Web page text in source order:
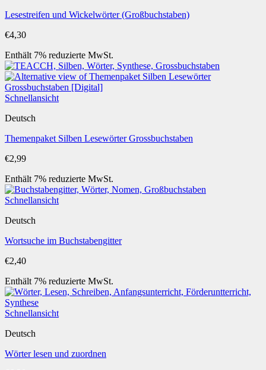
Lesestreifen und Wickelwörter (Großbuchstaben)
€4,30
Enthält 7% reduzierte MwSt.
Schnellansicht
Deutsch
Themenpaket Silben Lesewörter Grossbuchstaben
€2,99
Enthält 7% reduzierte MwSt.
Schnellansicht
Deutsch
Wortsuche im Buchstabengitter
€2,40
Enthält 7% reduzierte MwSt.
Schnellansicht
Deutsch
Wörter lesen und zuordnen